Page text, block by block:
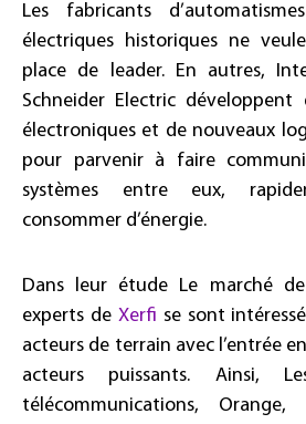
Les fabricants
électriques historiques ne
place de leader. En autres,
Schneider Electric développent
électroniques et de nouveaux
pour parvenir à faire
systèmes entre eux,
consommer d’énergie.
Dans leur étude Le marché
experts de Xerfi se sont
acteurs de terrain avec l’entrée
acteurs puissants. Ainsi,
télécommunications,